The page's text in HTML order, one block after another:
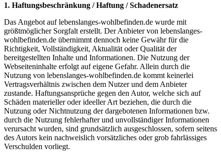
1. Haftungsbeschränkung / Haftung / Schadenersatz
Das Angebot auf lebenslanges-wohlbefinden.de wurde mit
größtmöglicher Sorgfalt erstellt. Der Anbieter von lebenslanges-
wohlbefinden.de übernimmt dennoch keine Gewähr für die
Richtigkeit, Vollständigkeit, Aktualität oder Qualität der
bereitgestellten Inhalte und Informationen. Die Nutzung der
Webseiteninhalte erfolgt auf eigene Gefahr. Allein durch die
Nutzung von lebenslanges-wohlbefinden.de kommt keinerlei
Vertragsverhältnis zwischen dem Nutzer und dem Anbieter
zustande. Haftungsansprüche gegen den Autor, welche sich auf
Schäden materieller oder ideeller Art beziehen, die durch die
Nutzung oder Nichtnutzung der dargebotenen Informationen bzw.
durch die Nutzung fehlerhafter und unvollständiger Informationen
verursacht wurden, sind grundsätzlich ausgeschlossen, sofern seitens
des Autors kein nachweislich vorsätzliches oder grob fahrlässiges
Verschulden vorliegt.